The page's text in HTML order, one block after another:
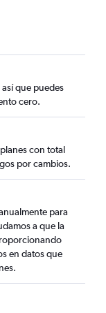
que puedes
cero.
con total
por cambios.
para
a que la
en datos que